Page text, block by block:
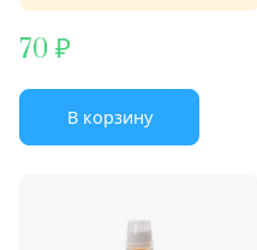
70
В корзину